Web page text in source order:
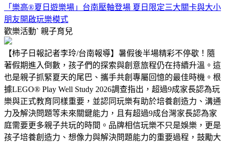
「樂高®夏日遊樂場」台南壓軸登場 夏日限定三大關卡與大小
朋友開啟玩樂模式
歡樂活動ˋ 親子育兒
【柿子日報記者李玲/台南報導】暑假後半場精彩不停歇！隨
著假期進入倒數，孩子們的探索與創意旅程仍在持續升溫。這
也是親子抓緊夏天的尾巴、攜手共創專屬回憶的最佳時機。根
據LEGO® Play Well Study 2026調查指出，超過9成家長認為玩
樂與正式教育同樣重要，並認同玩樂有助於培養創造力、溝通
力及解決問題等未來關鍵能力，且有超過9成台灣家長認為家
庭需要更多親子共玩的時間。品牌相信玩樂不只是娛樂，更是
孩子培養創造力、想像力與解決問題能力的重要過程，鼓勵大